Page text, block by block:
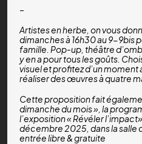
–
Artistes en herbe, on vous
dimanches à 16h30 au 9-9bis
famille. Pop-up, théâtre
y en a pour tous les goûts.
visuel et profitez d’un
réaliser des œuvres à quatre
Cette proposition fait
dimanche du mois », la
l’exposition « Révéler
décembre 2025, dans la salle
entrée libre & gratuite